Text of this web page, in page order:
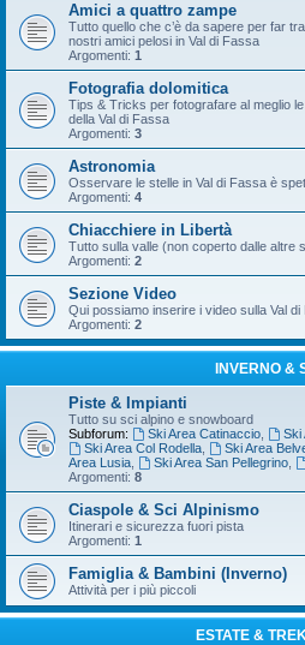
Amici a quattro zampe
Tutto quello che c’è da sapere per far
nostri amici pelosi in Val di Fassa
Argomenti: 1
Fotografia dolomitica
Tips & Tricks per fotografare al meglio
della Val di Fassa
Argomenti: 3
Astronomia
Osservare le stelle in Val di Fassa è
Argomenti: 4
Chiacchiere in Libertà
Tutto sulla valle (non coperto dalle altre
Argomenti: 2
Sezione Video
Qui possiamo inserire i video sulla Val di
Argomenti: 2
INVERNO &
Piste & Impianti
Tutto su sci alpino e snowboard
Subforum:
Ski Area Catinaccio, Ski
Ski Area Col Rodella, Ski Area
Area Lusia
Ski Area San Pellegrino,
Argomenti: 8
Ciaspole & Sci Alpinismo
Itinerari e sicurezza fuori pista
Argomenti: 1
Famiglia & Bambini (Inverno)
Attività per i più piccoli
ESTATE &